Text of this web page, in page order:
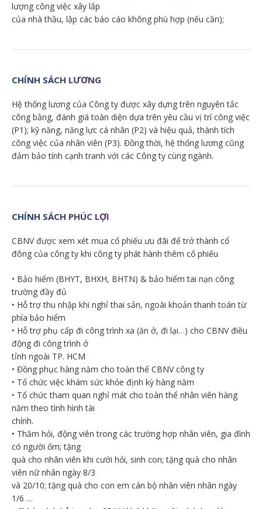
lượng công việc xây lắp
của nhà thầu, lập các báo cáo không phù hợp (nếu cần);
CHÍNH SÁCH LƯƠNG
Hệ thống lương của Công ty được xây dựng trên nguyên tắc
công bằng, đánh giá toàn diện dựa trên yêu cầu vị trí công việc
(P1); kỹ năng, năng lực cá nhân (P2) và hiệu quả, thành tích
công việc của nhân viên (P3). Đồng thời, hệ thống lương cũng
đảm bảo tính cạnh tranh với các Công ty cùng ngành.
CHÍNH SÁCH PHÚC LỢI
CBNV được xem xét mua cổ phiếu ưu đãi để trở thành cổ
đông của công ty khi công ty phát hành thêm cổ phiếu
• Bảo hiểm (BHYT, BHXH, BHTN) & bảo hiểm tai nạn công
trường đầy đủ
• Hỗ trợ thu nhập khi nghỉ thai sản, ngoài khoản thanh toán từ
phía bảo hiểm
• Hỗ trợ phụ cấp đi công trình xa (ăn ở, đi lại…) cho CBNV điều
động đi công trình ở
tỉnh ngoài TP. HCM
• Đồng phục hàng năm cho toàn thể CBNV công ty
• Tổ chức việc khám sức khỏe định kỳ hàng năm
• Tổ chức tham quan nghỉ mát cho toàn thể nhân viên hàng
năm theo tình hình tài
chính.
• Thăm hỏi, động viên trong các trường hợp nhân viên, gia đình
có người ốm; tặng
quà cho nhân viên khi cưới hỏi, sinh con; tặng quà cho nhân
viên nữ nhân ngày 8/3
và 20/10; tặng quà cho con em cán bộ nhân viên nhân ngày
1/6 …